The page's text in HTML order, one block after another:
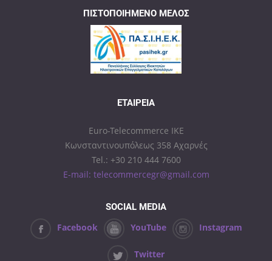
ΠΙΣΤΟΠΟΙΗΜΈΝΟ ΜΈΛΟΣ
ΕΤΑΙΡΕΊΑ
Euro-Telecommerce IKE
Κωνσταντινουπόλεως 358 Αχαρνές
Tel.: +30 210 444 7600
E-mail: telecommercegr@gmail.com
SOCIAL MEDIA
Facebook YouTube Instagram
Twitter